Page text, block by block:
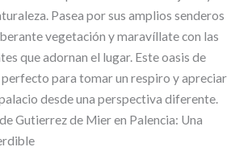
Pasea por sus amplios senderos
vegetación y maravíllate con las
que adornan el lugar. Este oasis de
perfecto para tomar un respiro y apreciar
desde una perspectiva diferente.
Gutierrez de Mier en Palencia: Una